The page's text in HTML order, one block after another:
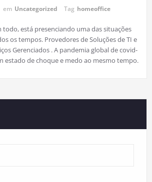
em Uncategorized Tag homeoffice
está presenciando uma das situações
os tempos. Provedores de Soluções de TI e
Gerenciados . A pandemia global de covid-
estado de choque e medo ao mesmo tempo.